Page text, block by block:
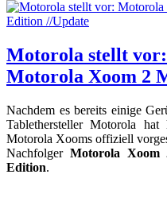
Motorola stellt
Motorola Xoom 2
Nachdem es bereits einige
Tablethersteller Motorola
Motorola Xooms offiziell
Nachfolger Motorola Xoom
Edition.